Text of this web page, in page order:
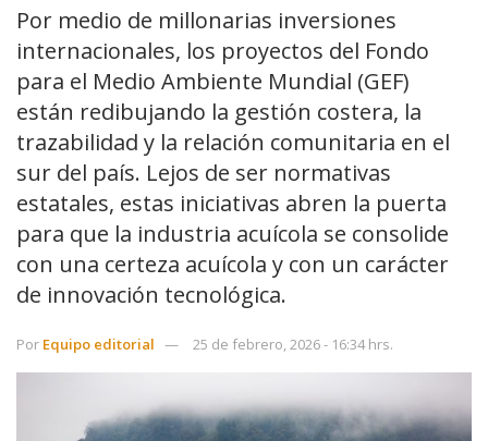
Por medio de millonarias inversiones
internacionales, los proyectos del Fondo
para el Medio Ambiente Mundial (GEF)
están redibujando la gestión costera, la
trazabilidad y la relación comunitaria en el
sur del país. Lejos de ser normativas
estatales, estas iniciativas abren la puerta
para que la industria acuícola se consolide
con una certeza acuícola y con un carácter
de innovación tecnológica.
Por Equipo editorial 25 de febrero, 2026 - 16:34 hrs.